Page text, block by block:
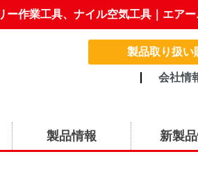
作業工具、ナイル空気工具｜エア
製品取り扱い
会社情
製品情報 新製